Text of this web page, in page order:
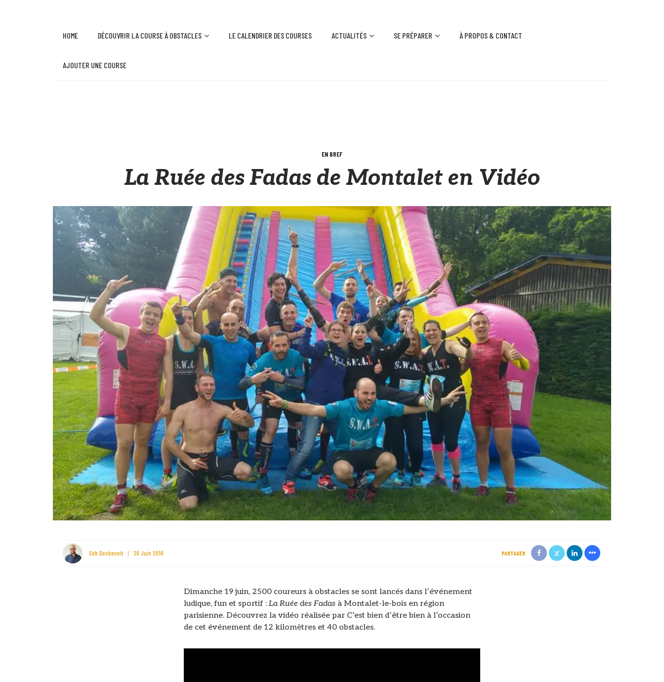
HOME DÉCOUVRIR LA COURSE À OBSTACLES LE CALENDRIER DES COURSES ACTUALITÉS SE PRÉPARER À PROPOS & CONTACT
AJOUTER UNE COURSE
EN BREF
La Ruée des Fadas de Montalet en Vidéo
Sèb Desbenoit 20 Juin 2016 PARTAGER
Dimanche 19 juin, 2500 coureurs à obstacles se sont lancés dans l’événement
ludique, fun et sportif : La Ruée des Fadas à Montalet-le-bois en région
parisienne. Découvrez la vidéo réalisée par C’est bien d’être bien à l’occasion
de cet événement de 12 kilomètres et 40 obstacles.